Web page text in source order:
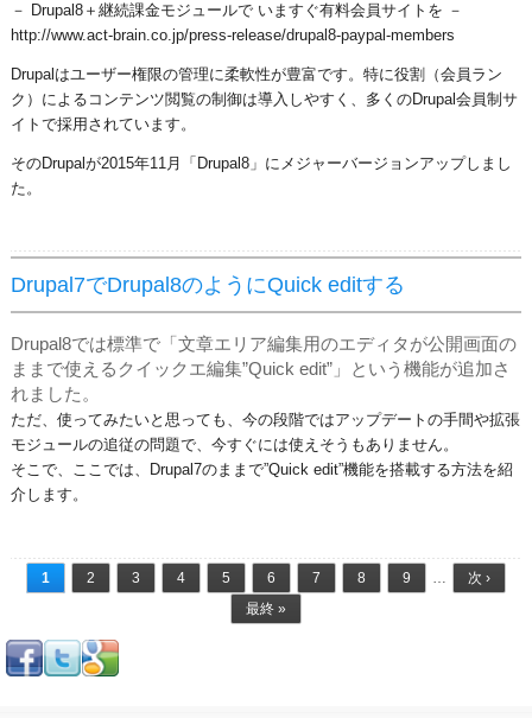
－ Drupal8＋継続課金モジュールで いますぐ有料会員サイトを －
​http://www.act-brain.co.jp/press-release/drupal8-paypal-members
Drupalはユーザー権限の管理に柔軟性が豊富です。特に役割（会員ラン
ク）によるコンテンツ閲覧の制御は導入しやすく、多くのDrupal会員制サ
イトで採用されています。
そのDrupalが2015年11月「Drupal8」にメジャーバージョンアップしまし
た。
Drupal7でDrupal8のようにQuick editする
Drupal8では標準で「文章エリア編集用のエディタが公開画面の
ままで使えるクイックエ編集”Quick edit”」という機能が追加さ
れました。
ただ、使ってみたいと思っても、今の段階ではアップデートの手間や拡張
モジュールの追従の問題で、今すぐには使えそうもありません。
そこで、ここでは、Drupal7のままで”Quick edit”機能を搭載する方法を紹
介します。
ページ1 2 3 4 5 6 7 8 9 …
次 ›
最終 »